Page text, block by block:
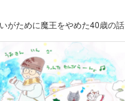
がために魔王をやめた40歳の話